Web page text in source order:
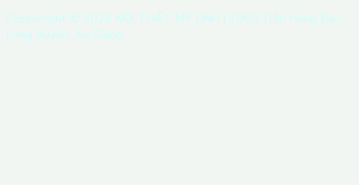
Coppyright © 2026 NỘI THẤT MỸ LINH | 1900 Trần Hưng Đạo,
Long Xuyên, An Giang